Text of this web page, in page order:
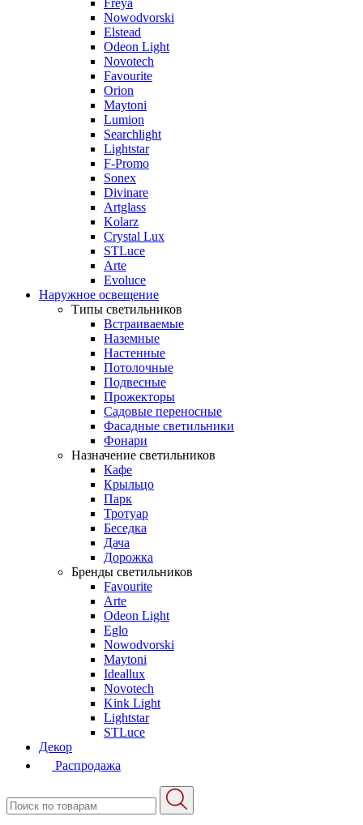
Freya
Nowodvorski
Elstead
Odeon Light
Novotech
Favourite
Orion
Maytoni
Lumion
Searchlight
Lightstar
F-Promo
Sonex
Divinare
Artglass
Kolarz
Crystal Lux
STLuce
Arte
Evoluce
Наружное освещение
Типы светильников
Встраиваемые
Наземные
Настенные
Потолочные
Подвесные
Прожекторы
Садовые переносные
Фасадные светильники
Фонари
Назначение светильников
Кафе
Крыльцо
Парк
Тротуар
Беседка
Дача
Дорожка
Бренды светильников
Favourite
Arte
Odeon Light
Eglo
Nowodvorski
Maytoni
Ideallux
Novotech
Kink Light
Lightstar
STLuce
Декор
Распродажа